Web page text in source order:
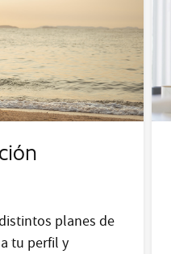
planes de
tu perfil y